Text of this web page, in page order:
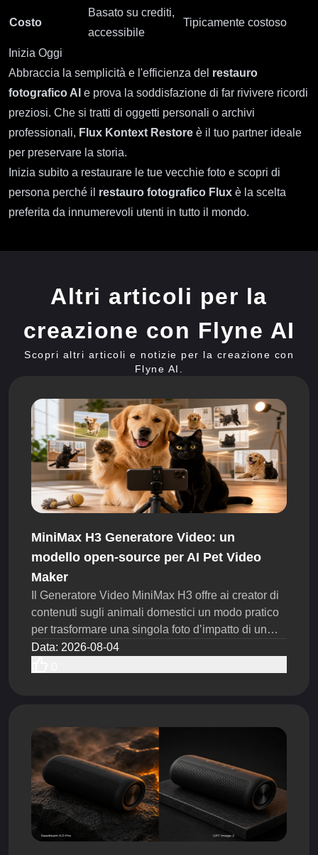
Costo
Basato su crediti,
accessibile
Tipicamente costoso
Inizia Oggi
Abbraccia la semplicità e l'efficienza del restauro
fotografico AI e prova la soddisfazione di far rivivere ricordi
preziosi. Che si tratti di oggetti personali o archivi
professionali, Flux Kontext Restore è il tuo partner ideale
per preservare la storia.
Inizia subito a restaurare le tue vecchie foto e scopri di
persona perché il restauro fotografico Flux è la scelta
preferita da innumerevoli utenti in tutto il mondo.
Altri articoli per la
creazione con Flyne AI
Scopri altri articoli e notizie per la creazione con
Flyne AI.
MiniMax H3 Generatore Video: un
modello open-source per AI Pet Video
Maker
Il Generatore Video MiniMax H3 offre ai creator di
contenuti sugli animali domestici un modo pratico
per trasformare una singola foto d’impatto di un
animale in diversi concept short-form. Utilizzato
Data: 2026-08-04